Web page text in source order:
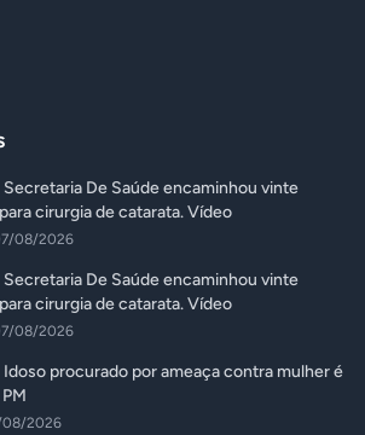
Secretaria De Saúde encaminhou vinte
cirurgia de catarata. Vídeo
08/2026
Secretaria De Saúde encaminhou vinte
cirurgia de catarata. Vídeo
08/2026
Idoso procurado por ameaça contra mulher é
2026